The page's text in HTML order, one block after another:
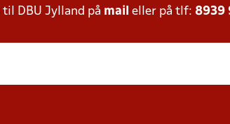
DBU Jylland på mail eller på tlf: 8939